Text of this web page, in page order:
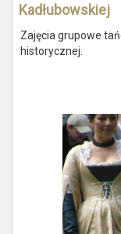
Kadłubowskiej
Zajęcia grupowe
historycznej.